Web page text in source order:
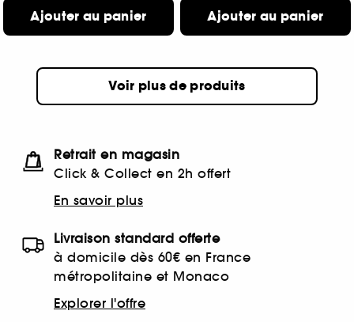
Ajouter au panier Ajouter au panier
Voir plus de produits
Retrait en magasin
Click & Collect en 2h offert
En savoir plus
Livraison standard offerte
à domicile dès 60€ en France
métropolitaine et Monaco
Explorer l'offre